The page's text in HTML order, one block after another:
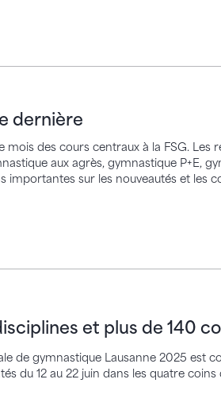
dernière
mois des cours centraux à la FSG. Les
aux agrès, gymnastique P+E,
importantes sur les nouveautés et les
et plus de 140
de gymnastique Lausanne 2025 est
du 12 au 22 juin dans les quatre coins
et plus de 140 concours